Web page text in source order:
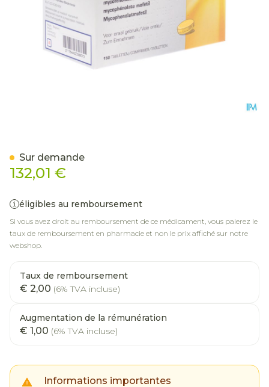
132,01 €
éligibles au remboursement
Si vous avez droit au remboursement de ce médicament, vous paierez le
taux de remboursement en pharmacie et non le prix affiché sur notre
webshop.
Taux de remboursement
€ 2,00 (6% TVA incluse)
Augmentation de la rémunération
€ 1,00 (6% TVA incluse)
Informations importantes
Sur demande